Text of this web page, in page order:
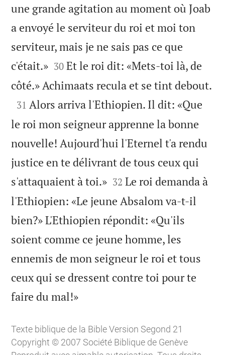
une grande agitation au moment où Joab
a envoyé le serviteur du roi et moi ton
serviteur, mais je ne sais pas ce que
c'était.»
30 Et le roi dit: «Mets-toi là, de
côté.» Achimaats recula et se tint debout.

31 Alors arriva l'Ethiopien. Il dit: «Que
le roi mon seigneur apprenne la bonne
nouvelle! Aujourd'hui l'Eternel t'a rendu
justice en te délivrant de tous ceux qui
s'attaquaient à toi.»
32 Le roi demanda à
l'Ethiopien: «Le jeune Absalom va-t-il
bien?» L'Ethiopien répondit: «Qu'ils
soient comme ce jeune homme, les
ennemis de mon seigneur le roi et tous
ceux qui se dressent contre toi pour te
faire du mal!»
Texte biblique de la Bible Version Segond 21
Copyright © 2007 Société Biblique de Genève